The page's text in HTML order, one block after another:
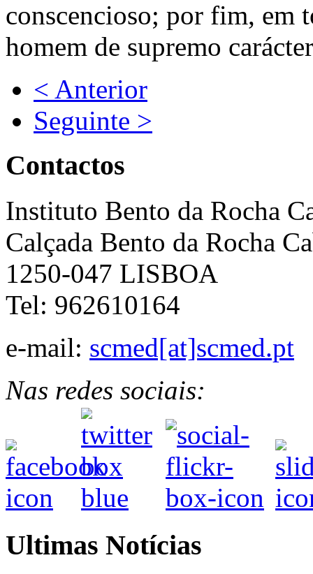
conscencioso; por fim, em
homem de supremo
< Anterior
Seguinte >
Contactos
Instituto Bento da Rocha
Calçada Bento da Rocha
1250-047 LISBOA
Tel: 962610164
e-mail: scmed[at]scmed.pt
Nas redes sociais:
Ultimas Notícias